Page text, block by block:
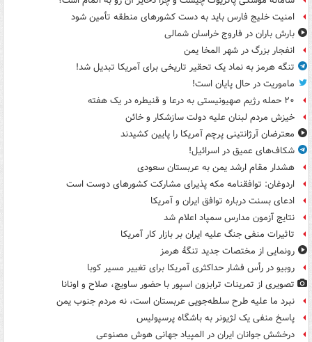
امنیت خلیج فارس باید به دست کشورهای منطقه تأمین شود
بارش باران در فاروج خراسان شمالی
انفجار بزرگ در شهر المخا یمن
تنگه هرمز به نماد یک تحقیر تاریخی برای آمریکا تبدیل شد!
ماموریت در حال پایان است!
۲۰ حمله رژیم صهیونیستی به درعا و قنیطره در یک هفته
خیزش مردم لبنان علیه دولت سازشکار و خائن
معترضان آرژانتینی پرچم آمریکا را پایین کشیدند
شکاف‌های عمیق در اسرائیل!
هشدار مقام ارشد یمن به عربستان سعودی
اردوغان: توافقنامه مکه پذیرای مشارکت کشورهای دوست است
ادعای بسنت درباره توافق ایران و آمریکا
نتایج آزمون مدارس سمپاد اعلام شد
تاثیرات منفی جنگ علیه ایران بر بازار کار آمریکا
رونمایی از مختصات جدید تنگۀ هرمز
روبیو در رأس فشار حداکثری آمریکا برای تغییر مسیر کوبا
تصویری از تمرینات ترابزون اسپور با حضور ساویچ، صلاح و اونانا
نبرد ما علیه طرح سلطه‌جویی عربستان است، نه مردم جنوب یمن
پاسخ منفی یک لژیونر به باشگاه پرسپولیس
درخشش جوانان ایران در المپیاد جهانی هوش مصنوعی